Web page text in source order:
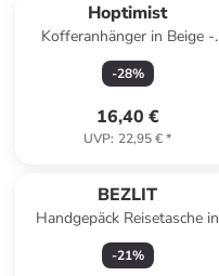
Hoptimist
Kofferanhänger in Beige -
(L)10 x (B)8 cm
-28%
16,40 €
UVP: 22,95 €*
BEZLIT
Handgepäck Reisetasche in
Violett
-21%